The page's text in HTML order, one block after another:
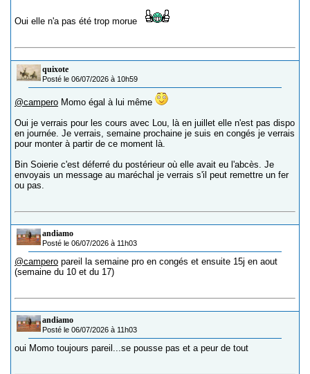
Oui elle n'a pas été trop morue
quixote
Posté le 06/07/2026 à 10h59
@campero Momo égal à lui même
Oui je verrais pour les cours avec Lou, là en juillet elle n'est pas dispo
en journée. Je verrais, semaine prochaine je suis en congés je verrais
pour monter à partir de ce moment là.
Bin Soierie c'est déferré du postérieur où elle avait eu l'abcès. Je
envoyais un message au maréchal je verrais s'il peut remettre un fer
ou pas.
andiamo
Posté le 06/07/2026 à 11h03
@campero pareil la semaine pro en congés et ensuite 15j en aout
(semaine du 10 et du 17)
andiamo
Posté le 06/07/2026 à 11h03
oui Momo toujours pareil...se pousse pas et a peur de tout